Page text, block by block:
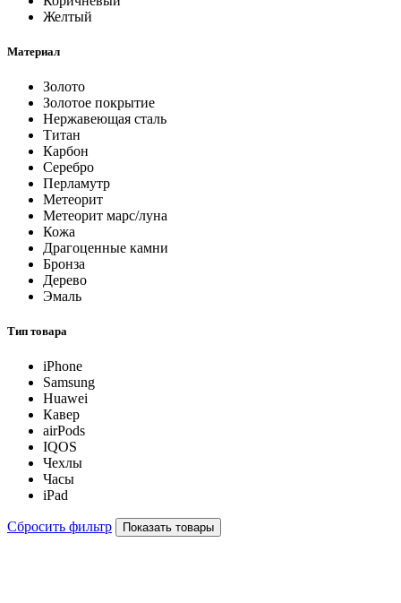
Желтый
Материал
Золото
Золотое покрытие
Нержавеющая сталь
Титан
Карбон
Серебро
Перламутр
Метеорит
Метеорит марс/луна
Кожа
Драгоценные камни
Бронза
Дерево
Эмаль
Тип товара
iPhone
Samsung
Huawei
Кавер
airPods
IQOS
Чехлы
Часы
iPad
Сбросить фильтр Показать товары